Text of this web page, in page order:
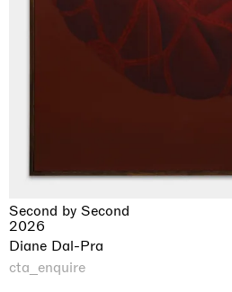
Second by Second
2026
Diane Dal-Pra
cta_enquire